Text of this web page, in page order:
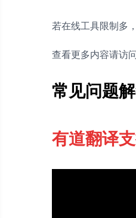
若在线工具限制多
查看更多内容请访
常见问题
有道翻译